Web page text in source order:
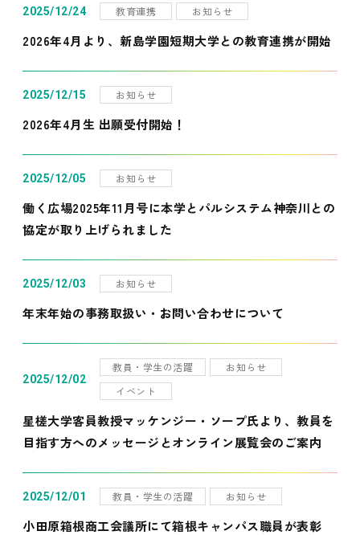
2025/12/24 教育連携 お知らせ
2026年4月より、新島学園短期大学との教育連携が開始
2025/12/15 お知らせ
2026年4月生 出願受付開始！
2025/12/05 お知らせ
働く広場2025年11月号に本学とパルシステム神奈川との
協定が取り上げられました
2025/12/03 お知らせ
年末年始の事務取扱い・お問い合わせについて
2025/12/02
教員・学生の活躍
お知らせ
イベント
星槎大学客員教授マッケンジー・ソープ氏より、教員を
目指す方へのメッセージとオンライン展覧会のご案内
2025/12/01 教員・学生の活躍 お知らせ
小田原箱根商工会議所にて箱根キャンパス職員が表彰